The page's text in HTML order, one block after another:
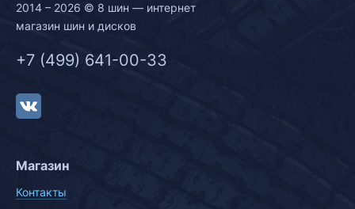
2014 – 2026 © 8 шин — интернет
магазин шин и дисков
+7 (499) 641-00-33
Магазин
Контакты